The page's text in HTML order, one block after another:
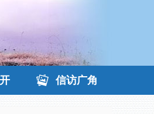
信访广角